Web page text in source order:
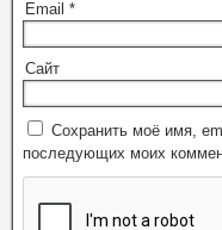
Email *
Сайт
Сохранить моё имя,
последующих моих